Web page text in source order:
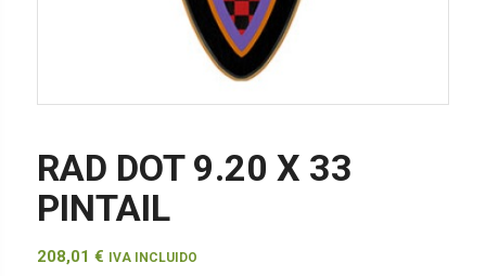
RAD DOT 9.20 X 33
PINTAIL
208,01 € IVA INCLUIDO